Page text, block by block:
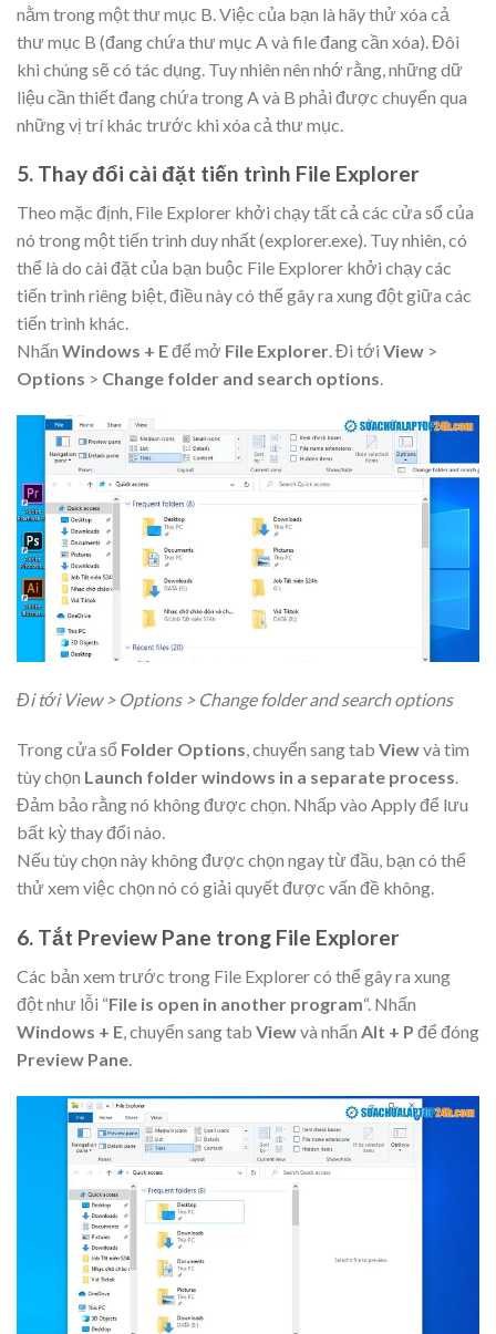
nằm trong một thư mục B. Việc của bạn là hãy thử xóa cả
thư mục B (đang chứa thư mục A và file đang cần xóa). Đôi
khi chúng sẽ có tác dụng. Tuy nhiên nên nhớ rằng, những dữ
liệu cần thiết đang chứa trong A và B phải được chuyển qua
những vị trí khác trước khi xóa cả thư mục.
5. Thay đổi cài đặt tiến trình File Explorer
Theo mặc định, File Explorer khởi chạy tất cả các cửa sổ của
nó trong một tiến trình duy nhất (explorer.exe). Tuy nhiên, có
thể là do cài đặt của bạn buộc File Explorer khởi chạy các
tiến trình riêng biệt, điều này có thể gây ra xung đột giữa các
tiến trình khác.
Nhấn Windows + Eđể mở File Explorer. Đi tới View >
Options > Change folder and search options.
Đi tới View > Options > Change folder and search options
Trong cửa sổ Folder Options, chuyển sang tab Viewvà tìm
tùy chọn Launch folder windows in a separate process.
Đảm bảo rằng nó không được chọn. Nhấp vào Apply để lưu
bất kỳ thay đổi nào.
Nếu tùy chọn này không được chọn ngay từ đầu, bạn có thể
thử xem việc chọn nó có giải quyết được vấn đề không.
6. Tắt Preview Pane trong File Explorer
Các bản xem trước trong File Explorer có thể gây ra xung
đột như lỗi “File is open in another program“. Nhấn
Windows + E , chuyển sang tab Viewvà nhấn Alt + P để đóng
Preview Pane